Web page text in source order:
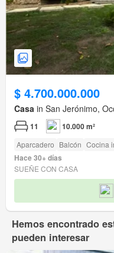
$ 4.700.000.000
Casa in San Jerónimo,
11 10.000 m²
Aparcadero Balcón Cocina
Hace 30+ días
SUEÑE CON CASA
Hemos encontrado
pueden interesar